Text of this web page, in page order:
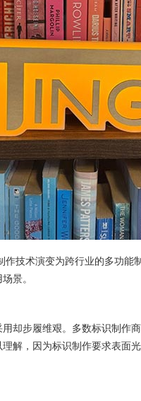
技术演变为跨行业的多功能
景。
用却步履维艰。多数标识制
解，因为标识制作要求表面